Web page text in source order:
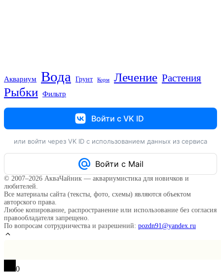
Аквариум Вода Грунт Корм Лечение Растения
Рыбки Фильтр
Войти с VK ID
или войти через VK ID с использованием данных из сервиса
Войти с Mail
© 2007–2026 АкваЧайник — аквариумистика для новичков и
любителей.
Все материалы сайта (тексты, фото, схемы) являются объектом
авторского права.
Любое копирование, распространение или использование без согласия
правообладателя запрещено.
По вопросам сотрудничества и разрешений: pozdn91@yandex.ru
0